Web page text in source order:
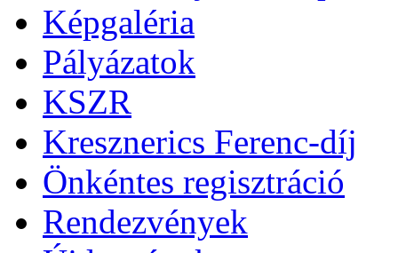
Képgaléria
Pályázatok
KSZR
Kresznerics Ferenc-díj
Önkéntes regisztráció
Rendezvények